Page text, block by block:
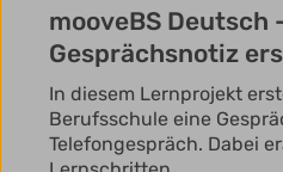
mooveBS Deutsch
Gesprächsnotiz
In diesem Lernprojekt
Berufsschule eine
Telefongespräch. Dabei